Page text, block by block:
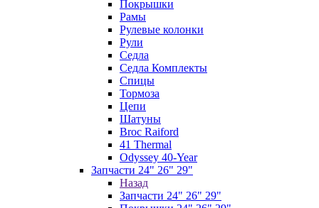
Покрышки
Рамы
Рулевые колонки
Рули
Седла
Седла Комплекты
Спицы
Тормоза
Цепи
Шатуны
Broc Raiford
41 Thermal
Odyssey 40-Year
Запчасти 24" 26" 29"
Назад
Запчасти 24" 26" 29"